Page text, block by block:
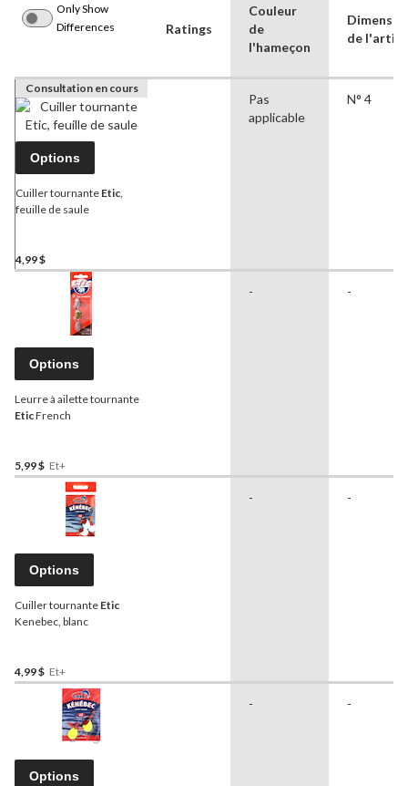
Only Show
Differences
Ratings
Couleur
de
l'hameçon
de
Consultation en cours
Options
Cuiller tournante Etic
feuille de saule
4,99 $
Pas
applicable
N° 4
Options
Leurre à ailette tournante
EticFrench
5,99 $ Et+
- -
Options
Cuiller tournante Etic
Kenebec, blanc
4,99 $ Et+
- -
Options
- -